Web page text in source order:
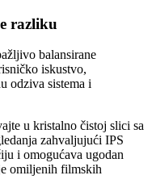
razliku
balansirane
iskustvo,
odziva sistema i
u kristalno čistoj slici sa
zahvaljujući IPS
i omogućava ugodan
omiljenih filmskih